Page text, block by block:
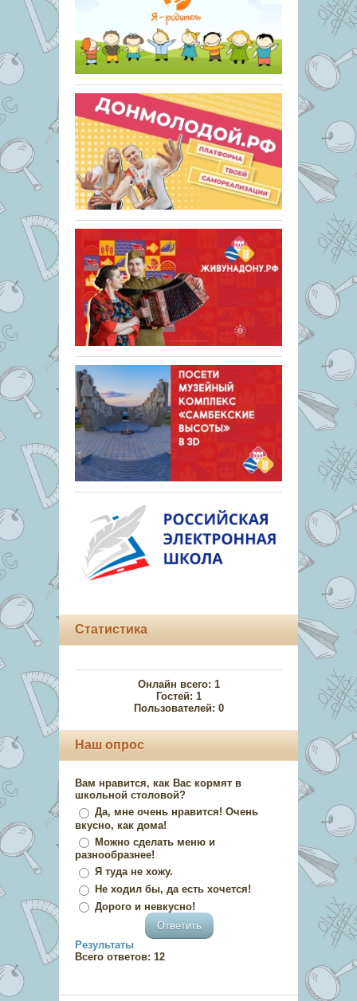
Статистика
Онлайн всего: 1
Гостей: 1
Пользователей: 0
Наш опрос
Вам нравится, как Вас кормят в
школьной столовой?
Да, мне очень нравится! Очень
вкусно, как дома!
Можно сделать меню и
разнообразнее!
Я туда не хожу.
Не ходил бы, да есть хочется!
Дорого и невкусно!
Результаты
Всего ответов: 12